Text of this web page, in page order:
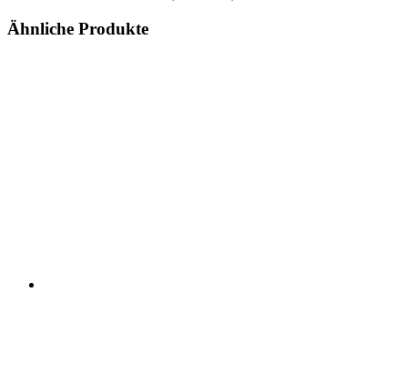
Ähnliche Produkte